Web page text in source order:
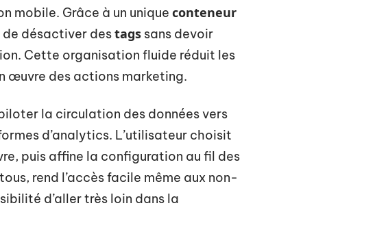
mobile. Grâce à un unique conteneur
de désactiver destags sans devoir
Cette organisation fluide réduit les
œuvre des actions marketing.
la circulation des données vers
d’analytics. L’utilisateur choisit
puis affine la configuration au fil des
rend l’accès facile même aux non-
d’aller très loin dans la